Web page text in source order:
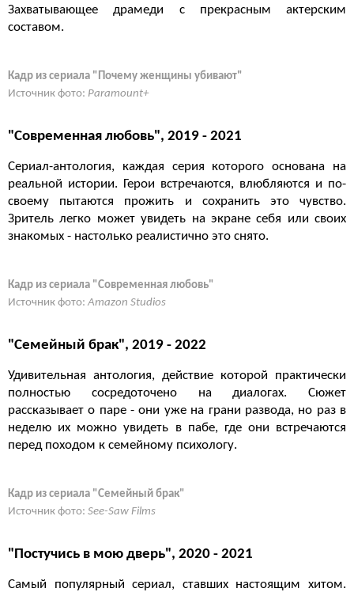
Захватывающее драмеди с прекрасным актерским
составом.
Кадр из сериала "Почему женщины убивают"
Источник фото: Paramount+
"Современная любовь", 2019 - 2021
Сериал-антология, каждая серия которого основана на
реальной истории. Герои встречаются, влюбляются и по-
своему пытаются прожить и сохранить это чувство.
Зритель легко может увидеть на экране себя или своих
знакомых - настолько реалистично это снято.
Кадр из сериала "Современная любовь"
Источник фото: Amazon Studios
"Семейный брак", 2019 - 2022
Удивительная антология, действие которой практически
полностью сосредоточено на диалогах. Сюжет
рассказывает о паре - они уже на грани развода, но раз в
неделю их можно увидеть в пабе, где они встречаются
перед походом к семейному психологу.
Кадр из сериала "Семейный брак"
Источник фото: See-Saw Films
"Постучись в мою дверь", 2020 - 2021
Самый популярный сериал, ставших настоящим хитом.